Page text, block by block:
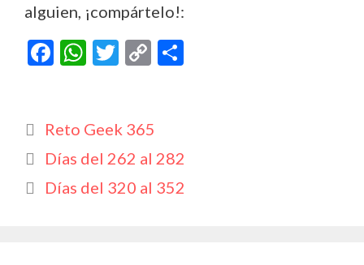
alguien, ¡compártelo!:
F
b
o
o
W
s
A
p
T
er
C
y
Li
n
Categorías
Reto Geek 365
Días del 262 al 282
Días del 320 al 352